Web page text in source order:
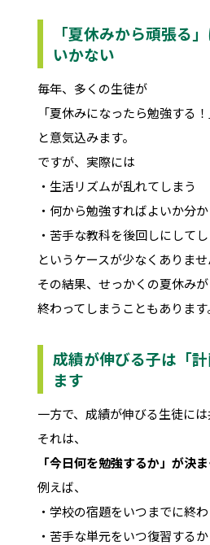
「夏休みから頑張る
いかない
毎年、多くの生徒が
「夏休みになったら勉強する！
と意気込みます。
ですが、実際には
・生活リズムが乱れてしまう
・何から勉強すればよいか分
・苦手な教科を後回しにして
というケースが少なくありませ
その結果、せっかくの夏休み
終わってしまうこともあります
成績が伸びる子は「
ます
一方で、成績が伸びる生徒には
それは、
「今日何を勉強するか」が決ま
例えば、
・学校の宿題をいつまでに終
・苦手な単元をいつ復習するか